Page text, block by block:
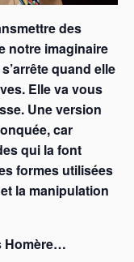
des
notre imaginaire
quand elle
Elle va vous
Une version
car
qui la font
formes utilisées
la manipulation
Homère…